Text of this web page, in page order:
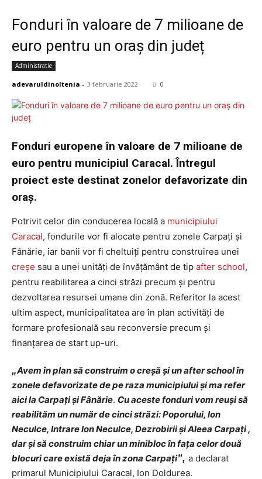
Fonduri în valoare de 7 milioane de
euro pentru un oraș din județ
Administratie
adevaruldinoltenia - 3 februarie 2022 0
Fonduri europene în valoare de 7 milioane de
euro pentru municipiul Caracal. Întregul
proiect este destinat zonelor defavorizate din
oraș.
Potrivit celor din conducerea locală a municipiului
Caracal, fondurile vor fi alocate pentru zonele Carpați și
Fânărie, iar banii vor fi cheltuiți pentru construirea unei
creșe sau a unei unități de învățământ de tip after school,
pentru reabilitarea a cinci străzi precum și pentru
dezvoltarea resursei umane din zonă. Referitor la acest
ultim aspect, municipalitatea are în plan activități de
formare profesională sau reconversie precum și
finanțarea de start up-uri.
„Avem în plan să construim o creșă și un after school în
zonele defavorizate de pe raza municipiului și ma refer
aici la Carpați și Fânărie. Cu aceste fonduri vom reuși să
reabilităm un număr de cinci străzi: Poporului, Ion
Neculce, Intrare Ion Neculce, Dezrobirii și Aleea Carpați ,
dar și să construim chiar un minibloc în fața celor două
blocuri care există deja în zona Carpați”, a declarat
primarul Municipiului Caracal, Ion Doldurea.